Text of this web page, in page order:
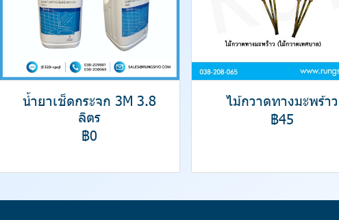
น้ำยาเช็ดกระจก 3M 3.8
ลิตร
฿0
ไม้กวาดทางมะพร้าว
฿45